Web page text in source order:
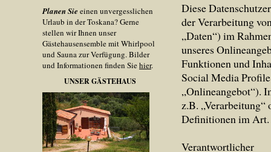
Planen Sie einen unvergesslichen
Urlaub in der Toskana? Gerne
stellen wir Ihnen unser
Gästehausensemble mit Whirlpool
und Sauna zur Verfügung. Bilder
und Informationen finden Siehier.
UNSER GÄSTEHAUS
Diese
der Verarbeitung
„Daten“) im
unseres
Funktionen und
Social Media
„Onlineangebot“).
z.B.
Definitionen im Art.
Verantwortlicher